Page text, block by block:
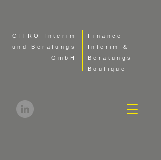
CITRO Interim
und Beratungs
GmbH
Finance
Interim &
Beratungs
Boutique